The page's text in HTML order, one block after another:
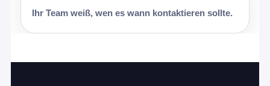
Ihr Team weiß, wen es wann kontaktieren sollte.